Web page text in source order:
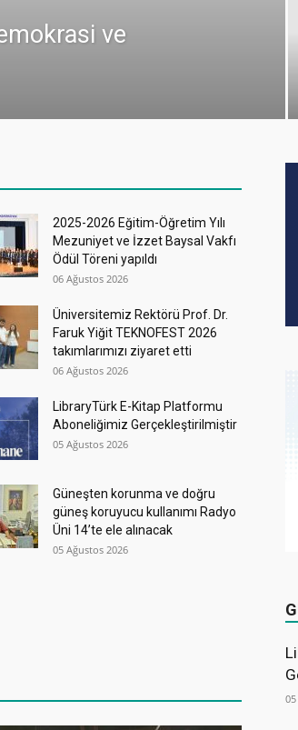
ve
2025-2026 Eğitim-Öğretim Yılı
Mezuniyet ve İzzet Baysal Vakfı
Ödül Töreni yapıldı
06 Ağustos 2026
Üniversitemiz Rektörü Prof. Dr.
Faruk Yiğit TEKNOFEST 2026
takımlarımızı ziyaret etti
06 Ağustos 2026
LibraryTürk E-Kitap Platformu
Aboneliğimiz Gerçekleştirilmiştir
05 Ağustos 2026
Güneşten korunma ve doğru
güneş koruyucu kullanımı Radyo
Üni 14’te ele alınacak
05 Ağustos 2026